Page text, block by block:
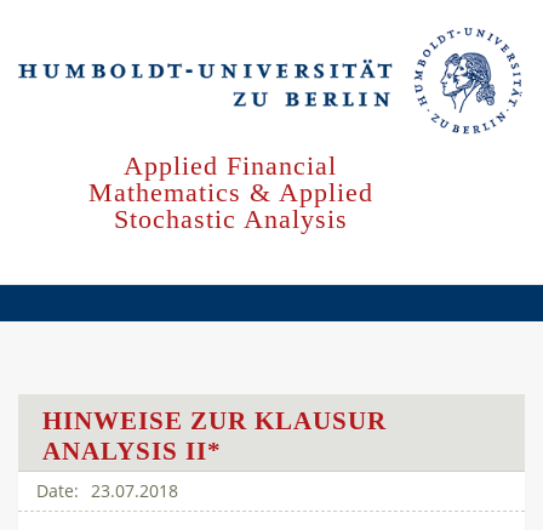
main
Applied Financial
Mathematics & Applied
Stochastic Analysis
HINWEISE ZUR KLAUSUR
ANALYSIS II*
23.07.2018